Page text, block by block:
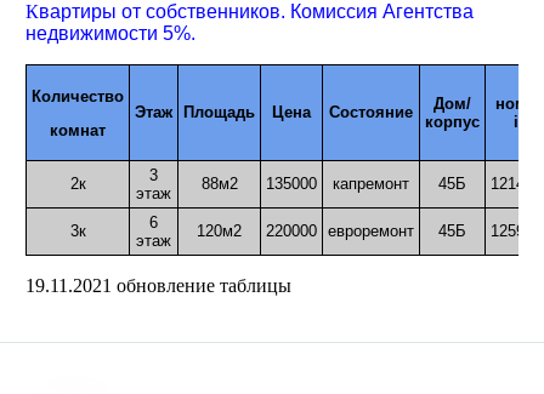
Квартиры от собственников. Комиссия Агентства
недвижимости 5%.
Количество
комнат
Этаж Площадь Цена Состояние
Дом/
корпус
номер
id
2к
3
этаж
88м2 135000 капремонт 45Б
3к
6
этаж
120м2 220000 евроремонт 45Б
19.11.2021 обновление таблицы